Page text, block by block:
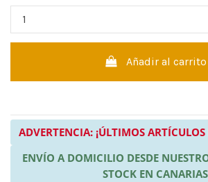
Añadir al carrito
ADVERTENCIA: ¡ÚLTIMOS
ENVÍO A DOMICILIO DESDE
STOCK EN CANARIAS